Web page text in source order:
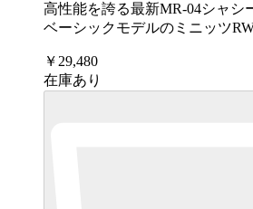
高性能を誇る最新MR-04シャシ
ベーシックモデルのミニッツ
￥29,480
在庫あり